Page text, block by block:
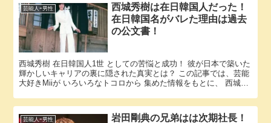
芸能人ｰ男性
西城秀樹は在日韓国人だった！
在日韓国名がバレた理由は過去
の公文書！
西城秀樹 在日韓国人1世 としての苦悩と成功！ 彼が日本で築いた
輝かしいキャリアの裏に隠された真実とは？ この記事では、芸能
大好きMiiが いろいろなトコロから 集めた情報をもとに、 西城秀
芸能人ｰ男性
岩田剛典の兄弟はは次期社長！